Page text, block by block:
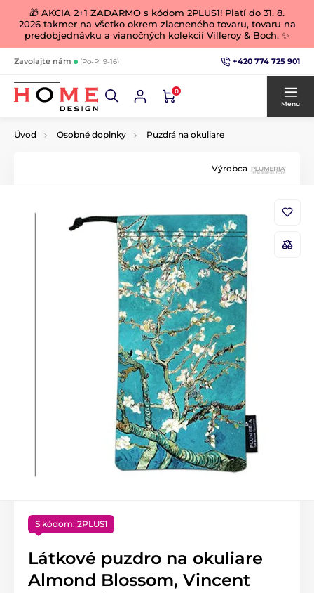
🎁 AKCIA 2+1 ZADARMO s kódom 2PLUS1! Platí do 31. 8.
2026 takmer na všetko okrem zlacneného tovaru, tovaru na
predobjednávku a vianočných kolekcií Villeroy & Boch. ✨
Zavolajte nám (Po-Pi 9-16) +420 774 725 901
0
Menu
Úvod Osobné doplnky Puzdrá na okuliare
Výrobca
S kódom: 2PLUS1
Látkové puzdro na okuliare
Almond Blossom, Vincent